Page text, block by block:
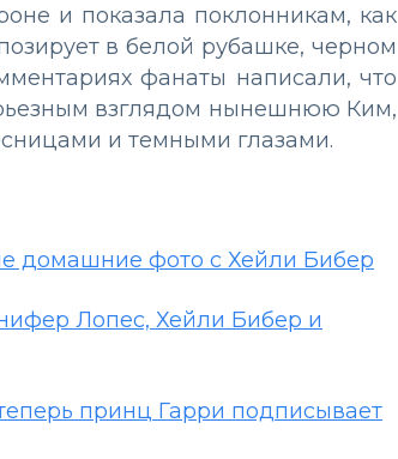
и показала поклонникам, как
в белой рубашке, черном
фанаты написали, что
взглядом нынешнюю Ким,
и темными глазами.
домашние фото с Хейли Бибер
Лопес, Хейли Бибер и
принц Гарри подписывает